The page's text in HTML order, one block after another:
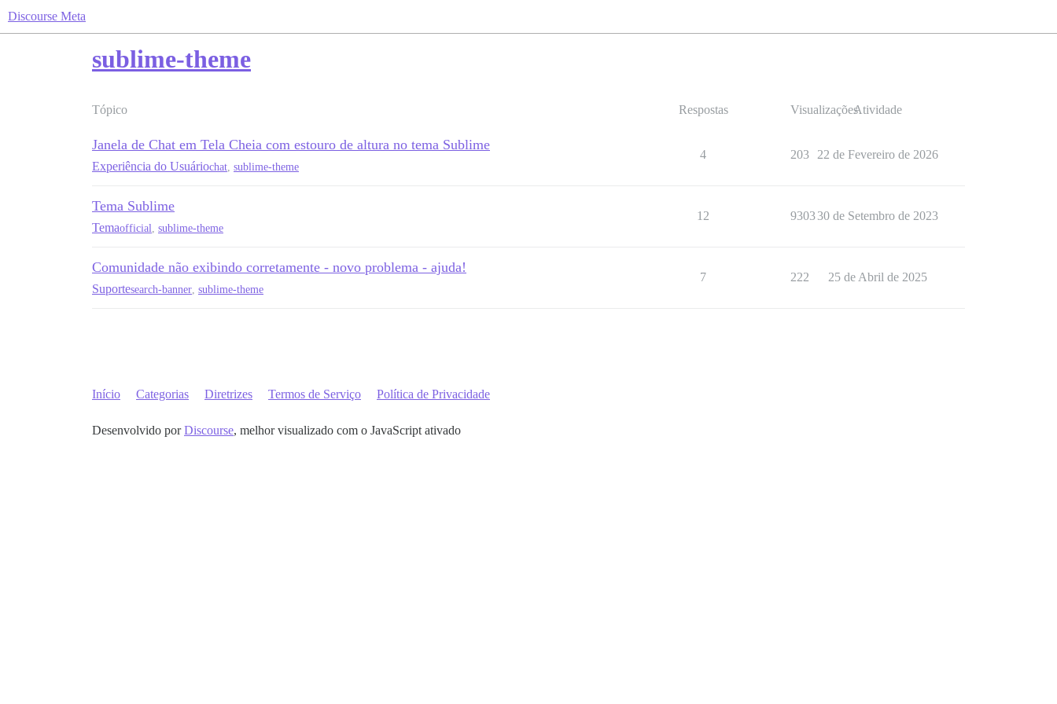
Discourse Meta
sublime-theme
Tópico Respostas VisualizaçõesAtividade
Janela de Chat em Tela Cheia com estouro de altura no tema Sublime
Experiência do Usuáriochat sublime-theme
4 203 22 de Fevereiro de 2026
Tema Sublime
Temaofficial sublime-theme
12 930330 de Setembro de 2023
Comunidade não exibindo corretamente - novo problema - ajuda!
Suportesearch-banner sublime-theme
7 222 25 de Abril de 2025
Início Categorias Diretrizes Termos de Serviço Política de Privacidade
Desenvolvido porDiscourse, melhor visualizado com o JavaScript ativado